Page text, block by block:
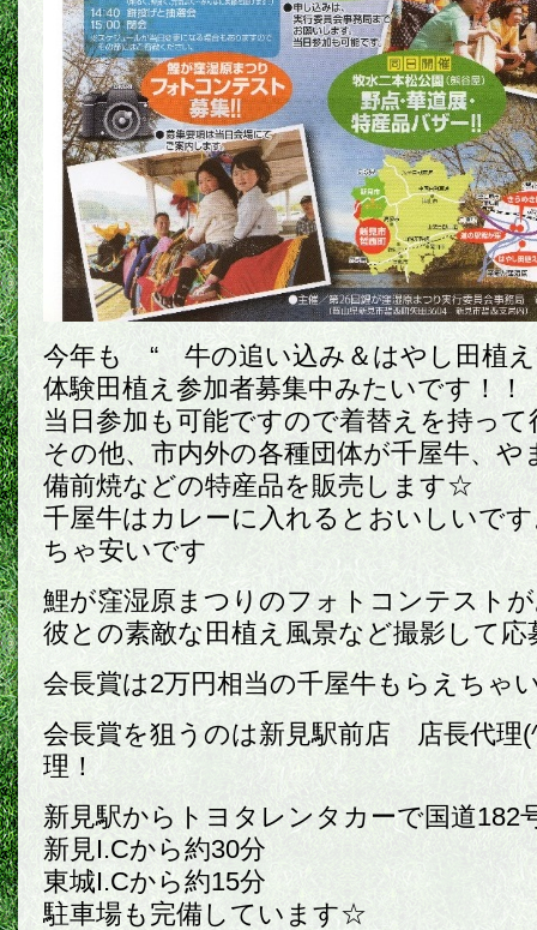
今年も “ 牛の追い込み＆はやし田植
体験田植え参加者募集中みたいです！！
当日参加も可能ですので着替えを持っ
その他、市内外の各種団体が千屋牛、や
備前焼などの特産品を販売します☆
千屋牛はカレーに入れるとおいしいで
ちゃ安いです
鯉が窪湿原まつりのフォトコンテスト
彼との素敵な田植え風景など撮影して
会長賞は2万円相当の千屋牛もらえちゃ
会長賞を狙うのは新見駅前店 店長代
理！
新見駅からトヨタレンタカーで国道182
新見I.Cから約30分
東城I.Cから約15分
駐車場も完備しています☆